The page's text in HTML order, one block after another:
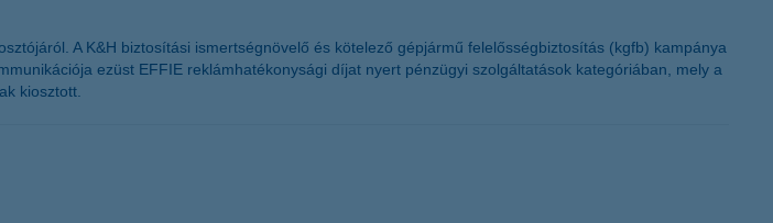
A K&H biztosítási ismertségnövelő és kötelező gépjármű felelősségbiztosítás (kgfb) kampánya
ezüst EFFIE reklámhatékonysági díjat nyert pénzügyi szolgáltatások kategóriában, mely a
kiosztott.